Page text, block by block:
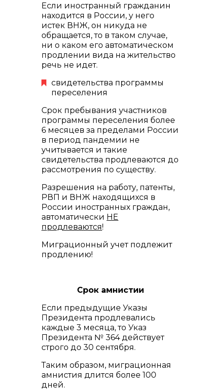
Если иностранный гражданин
находится в России, у него
истек ВНЖ, он никуда не
обращается, то в таком случае,
ни о каком его автоматическом
продлении вида на жительство
речь не идет.
свидетельства программы
переселения
Срок пребывания участников
программы переселения более
6 месяцев за пределами России
в период пандемии не
учитывается и такие
свидетельства продлеваются до
рассмотрения по существу.
Разрешения на работу, патенты,
РВП и ВНЖ находящихся в
России иностранных граждан,
автоматически НЕ
продлеваются!
Миграционный учет подлежит
продлению!
Срок амнистии
Если предыдущие Указы
Президента продлевались
каждые 3 месяца, то Указ
Президента № 364 действует
строго до 30 сентября.
Таким образом, миграционная
амнистия длится более 100
дней.